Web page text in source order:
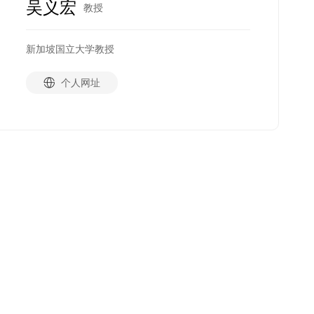
吴义宏 教授
新加坡国立大学教授
个人网址